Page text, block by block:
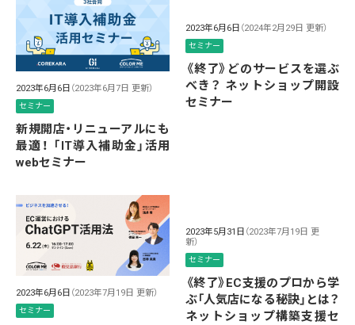
2023年6月6日 （2023年6月7日 更新）
セミナー
新規開店・リニューアルにも
最適！ 「IT導入補助金」活用
webセミナー
2023年6月6日 （2024年2月29日 更新）
セミナー
《終了》どのサービスを選ぶ
べき？ ネットショップ開設
セミナー
2023年6月6日 （2023年7月19日 更新）
セミナー
2023年5月31日 （2023年7月19日 更
新）
セミナー
《終了》EC支援のプロから学
ぶ「人気店になる秘訣」とは？
ネットショップ構築支援セ